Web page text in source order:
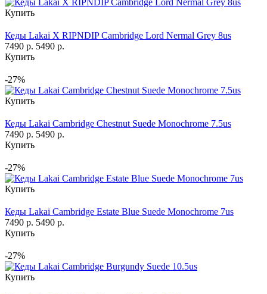
Купить
Кеды Lakai X RIPNDIP Cambridge Lord Nermal Grey 8us
7490 р. 5490 р.
Купить
-27%
Купить
Кеды Lakai Cambridge Chestnut Suede Monochrome 7.5us
7490 р. 5490 р.
Купить
-27%
Купить
Кеды Lakai Cambridge Estate Blue Suede Monochrome 7us
7490 р. 5490 р.
Купить
-27%
Купить